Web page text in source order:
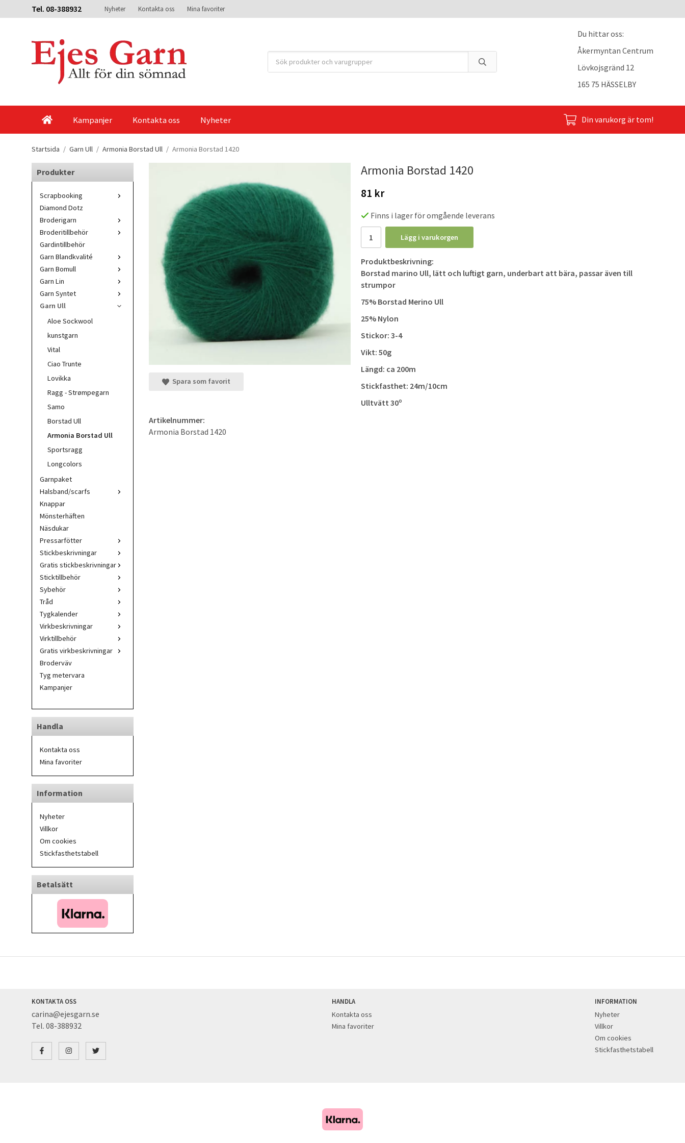
Tel. 08-388932 Nyheter Kontakta oss Mina favoriter
Du hittar oss:
Åkermyntan Centrum
Lövkojsgränd 12
165 75 HÄSSELBY
Kampanjer Kontakta oss Nyheter Din varukorg är tom!
Startsida / Garn Ull / Armonia Borstad Ull / Armonia Borstad 1420
Produkter
Scrapbooking
Diamond Dotz
Broderigarn
Broderitillbehör
Gardintillbehör
Garn Blandkvalité
Garn Bomull
Garn Lin
Garn Syntet
Garn Ull
Aloe Sockwool
kunstgarn
Vital
Ciao Trunte
Lovikka
Ragg - Strømpegarn
Samo
Borstad Ull
Armonia Borstad Ull
Sportsragg
Longcolors
Garnpaket
Halsband/scarfs
Knappar
Mönsterhäften
Näsdukar
Pressarfötter
Stickbeskrivningar
Gratis stickbeskrivningar
Sticktillbehör
Sybehör
Tråd
Tygkalender
Virkbeskrivningar
Virktillbehör
Gratis virkbeskrivningar
Broderväv
Tyg metervara
Kampanjer
Handla
Kontakta oss
Mina favoriter
Information
Nyheter
Villkor
Om cookies
Stickfasthetstabell
Betalsätt
Armonia Borstad 1420
81 kr
Finns i lager för omgående leverans
Lägg i varukorgen
Produktbeskrivning:
Borstad marino Ull, lätt och luftigt garn, underbart att bära, passar även till
strumpor
75% Borstad Merino Ull
25% Nylon
Stickor: 3-4
Vikt: 50g
Längd: ca 200m
Stickfasthet: 24m/10cm
Ulltvätt 30º
Spara som favorit
Artikelnummer:
Armonia Borstad 1420
KONTAKTA OSS
carina@ejesgarn.se
Tel. 08-388932
HANDLA
Kontakta oss
Mina favoriter
INFORMATION
Nyheter
Villkor
Om cookies
Stickfasthetstabell